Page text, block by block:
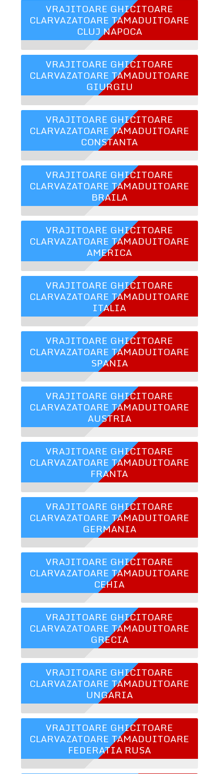
VRAJITOARE GHICITOARE
CLARVAZATOARE TAMADUITOARE
CLUJ NAPOCA
VRAJITOARE GHICITOARE
CLARVAZATOARE TAMADUITOARE
GIURGIU
VRAJITOARE GHICITOARE
CLARVAZATOARE TAMADUITOARE
CONSTANTA
VRAJITOARE GHICITOARE
CLARVAZATOARE TAMADUITOARE
BRAILA
VRAJITOARE GHICITOARE
CLARVAZATOARE TAMADUITOARE
AMERICA
VRAJITOARE GHICITOARE
CLARVAZATOARE TAMADUITOARE
ITALIA
VRAJITOARE GHICITOARE
CLARVAZATOARE TAMADUITOARE
SPANIA
VRAJITOARE GHICITOARE
CLARVAZATOARE TAMADUITOARE
AUSTRIA
VRAJITOARE GHICITOARE
CLARVAZATOARE TAMADUITOARE
FRANTA
VRAJITOARE GHICITOARE
CLARVAZATOARE TAMADUITOARE
GERMANIA
VRAJITOARE GHICITOARE
CLARVAZATOARE TAMADUITOARE
CEHIA
VRAJITOARE GHICITOARE
CLARVAZATOARE TAMADUITOARE
GRECIA
VRAJITOARE GHICITOARE
CLARVAZATOARE TAMADUITOARE
UNGARIA
VRAJITOARE GHICITOARE
CLARVAZATOARE TAMADUITOARE
FEDERATIA RUSA